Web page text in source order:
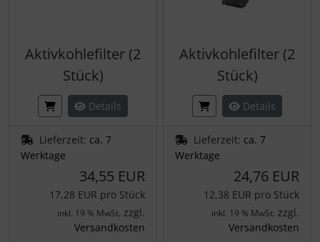
Aktivkohlefilter (2
Stück)
Details
Lieferzeit: ca. 7
Werktage
34,55 EUR
17,28 EUR pro Stück
inkl. 19 % MwSt. zzgl.
Versandkosten
Aktivkohlefilter (2
Stück)
Details
Lieferzeit: ca. 7
Werktage
24,76 EUR
12,38 EUR pro Stück
inkl. 19 % MwSt. zzgl.
Versandkosten